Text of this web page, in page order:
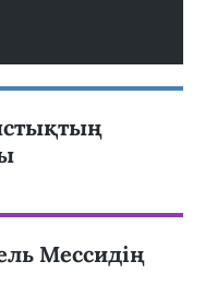
Мессидің